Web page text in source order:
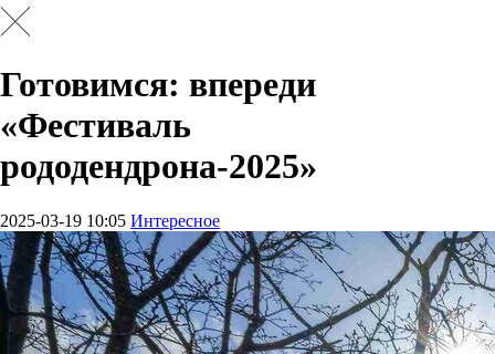
Готовимся: впереди
«Фестиваль
рододендрона-2025»
2025-03-19 10:05 Интересное